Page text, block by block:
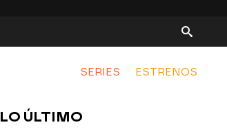
SERIES ESTRENOS
LO ÚLTIMO